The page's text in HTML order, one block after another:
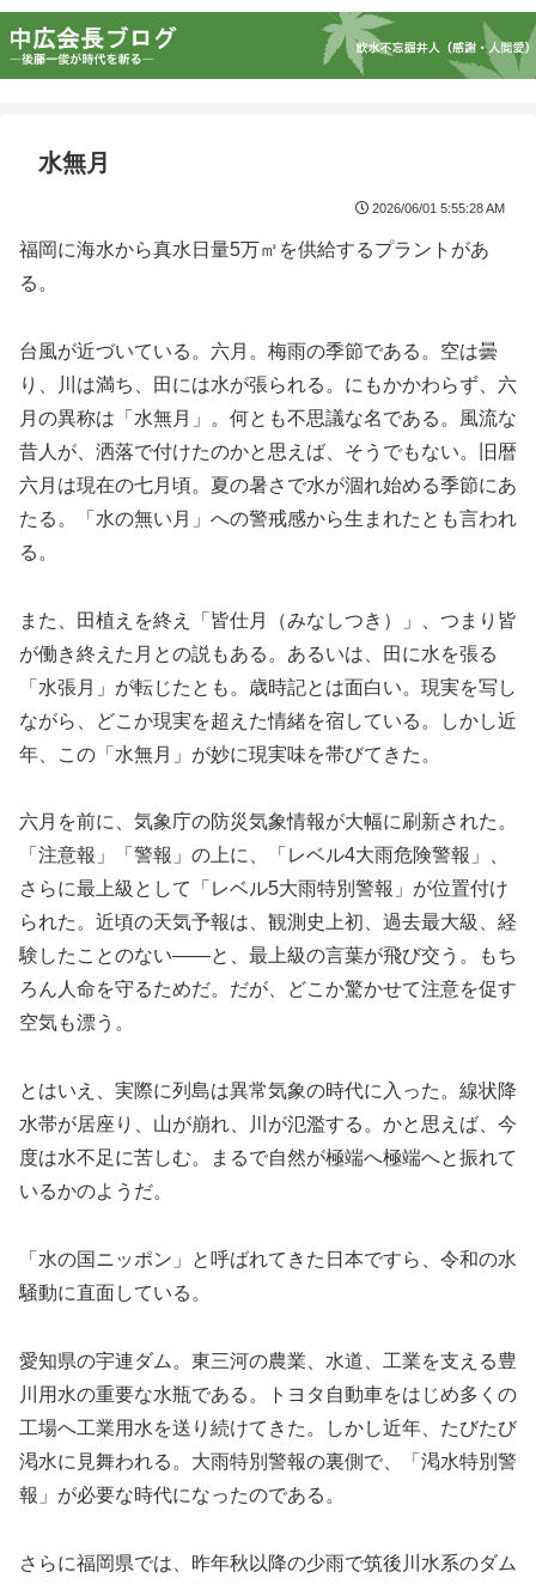
水無月
2026/06/01 5:55:28 AM
福岡に海水から真水日量5万㎥を供給するプラントがあ
る。
台風が近づいている。六月。梅雨の季節である。空は曇
り、川は満ち、田には水が張られる。にもかかわらず、六
月の異称は「水無月」。何とも不思議な名である。風流な
昔人が、洒落で付けたのかと思えば、そうでもない。旧暦
六月は現在の七月頃。夏の暑さで水が涸れ始める季節にあ
たる。「水の無い月」への警戒感から生まれたとも言われ
る。
また、田植えを終え「皆仕月（みなしつき）」、つまり皆
が働き終えた月との説もある。あるいは、田に水を張る
「水張月」が転じたとも。歳時記とは面白い。現実を写し
ながら、どこか現実を超えた情緒を宿している。しかし近
年、この「水無月」が妙に現実味を帯びてきた。
六月を前に、気象庁の防災気象情報が大幅に刷新された。
「注意報」「警報」の上に、「レベル4大雨危険警報」、
さらに最上級として「レベル5大雨特別警報」が位置付け
られた。近頃の天気予報は、観測史上初、過去最大級、経
験したことのない――と、最上級の言葉が飛び交う。もち
ろん人命を守るためだ。だが、どこか驚かせて注意を促す
空気も漂う。
とはいえ、実際に列島は異常気象の時代に入った。線状降
水帯が居座り、山が崩れ、川が氾濫する。かと思えば、今
度は水不足に苦しむ。まるで自然が極端へ極端へと振れて
いるかのようだ。
「水の国ニッポン」と呼ばれてきた日本ですら、令和の水
騒動に直面している。
愛知県の宇連ダム。東三河の農業、水道、工業を支える豊
川用水の重要な水瓶である。トヨタ自動車をはじめ多くの
工場へ工業用水を送り続けてきた。しかし近年、たびたび
渇水に見舞われる。大雨特別警報の裏側で、「渇水特別警
報」が必要な時代になったのである。
さらに福岡県では、昨年秋以降の少雨で筑後川水系のダム